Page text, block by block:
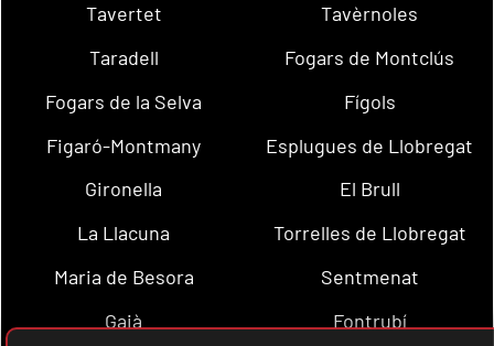
Tavertet
Tavèrnoles
Taradell
Fogars de Montclús
Fogars de la Selva
Fígols
Figaró-Montmany
Esplugues de Llobregat
Gironella
El Brull
La Llacuna
Torrelles de Llobregat
Maria de Besora
Sentmenat
Gaià
Fontrubí